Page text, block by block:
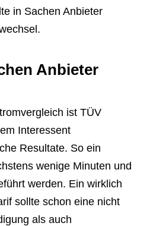
in Sachen Anbieter
Anbieter
ist TÜV
Interessent
Resultate. So ein
wenige Minuten und
werden. Ein wirklich
sollte schon eine nicht
als auch